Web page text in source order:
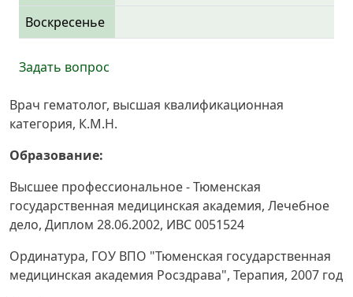
Воскресенье
Задать вопрос
Врач гематолог, высшая квалификационная
категория, К.М.Н.
Образование:
Высшее профессиональное - Тюменская
государственная медицинская академия, Лечебное
дело, Диплом 28.06.2002, ИВС 0051524
Ординатура, ГОУ ВПО "Тюменская государственная
медицинская академия Росздрава", Терапия, 2007 год